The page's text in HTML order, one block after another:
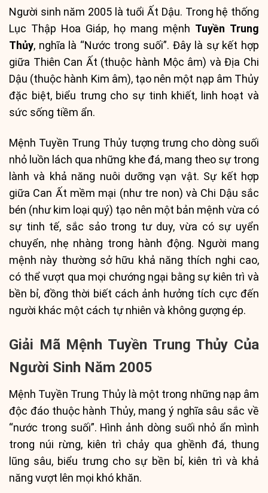
Người sinh năm 2005 là tuổi Ất Dậu. Trong hệ thống
Lục Thập Hoa Giáp, họ mang mệnh Tuyền Trung
Thủy, nghĩa là “Nước trong suối”. Đây là sự kết hợp
giữa Thiên Can Ất (thuộc hành Mộc âm) và Địa Chi
Dậu (thuộc hành Kim âm), tạo nên một nạp âm Thủy
đặc biệt, biểu trưng cho sự tinh khiết, linh hoạt và
sức sống tiềm ẩn.
Mệnh Tuyền Trung Thủy tượng trưng cho dòng suối
nhỏ luồn lách qua những khe đá, mang theo sự trong
lành và khả năng nuôi dưỡng vạn vật. Sự kết hợp
giữa Can Ất mềm mại (như tre non) và Chi Dậu sắc
bén (như kim loại quý) tạo nên một bản mệnh vừa có
sự tinh tế, sắc sảo trong tư duy, vừa có sự uyển
chuyển, nhẹ nhàng trong hành động. Người mang
mệnh này thường sở hữu khả năng thích nghi cao,
có thể vượt qua mọi chướng ngại bằng sự kiên trì và
bền bỉ, đồng thời biết cách ảnh hưởng tích cực đến
người khác một cách tự nhiên và không gượng ép.
Giải Mã Mệnh Tuyền Trung Thủy Của
Người Sinh Năm 2005
Mệnh Tuyền Trung Thủy là một trong những nạp âm
độc đáo thuộc hành Thủy, mang ý nghĩa sâu sắc về
“nước trong suối”. Hình ảnh dòng suối nhỏ ẩn mình
trong núi rừng, kiên trì chảy qua ghềnh đá, thung
lũng sâu, biểu trưng cho sự bền bỉ, kiên trì và khả
năng vượt lên mọi khó khăn.